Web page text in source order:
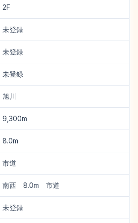
2F
未登録
未登録
未登録
旭川
9,300m
8.0m
市道
南西 8.0m 市道
未登録